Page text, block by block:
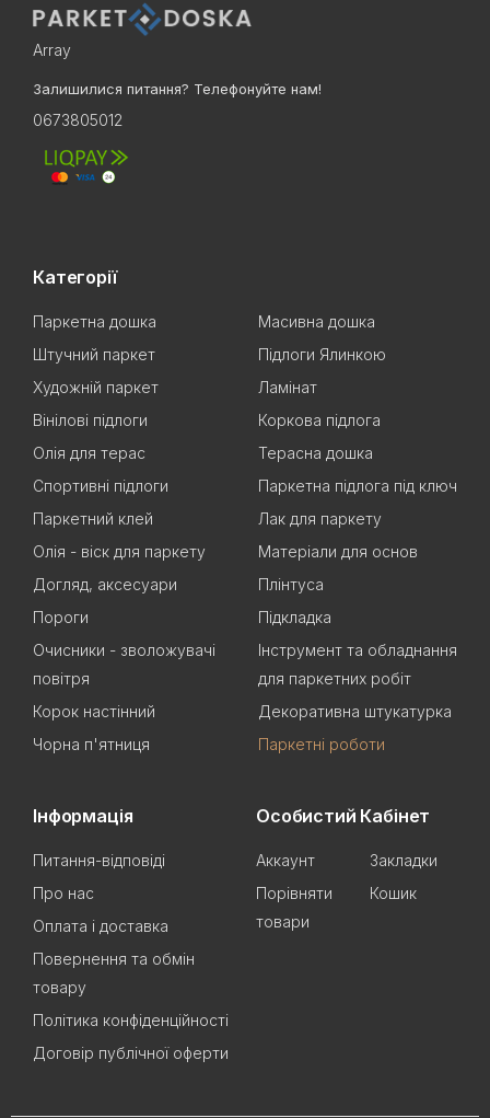
Array
Залишилися питання? Телефонуйте нам!
0673805012
Категорії
Паркетна дошка
Масивна дошка
Штучний паркет
Підлоги Ялинкою
Художній паркет
Ламінат
Вінілові підлоги
Коркова підлога
Олія для терас
Терасна дошка
Спортивні підлоги
Паркетна підлога під ключ
Паркетний клей
Лак для паркету
Олія - віск для паркету
Матеріали для основ
Догляд, аксесуари
Плінтуса
Пороги
Підкладка
Очисники - зволожувачі
повітря
Інструмент та обладнання
для паркетних робіт
Корок настінний
Декоративна штукатурка
Чорна п'ятниця
Паркетні роботи
Інформація
Питання-відповіді
Про нас
Оплата і доставка
Повернення та обмін
товару
Політика конфіденційності
Договір публічної оферти
Особистий Кабінет
Аккаунт
Закладки
Порівняти
товари
Кошик